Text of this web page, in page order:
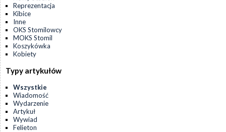
Reprezentacja
Kibice
Inne
OKS Stomilowcy
MOKS Stomil
Koszykówka
Kobiety
Typy artykułów
Wszystkie
Wiadomość
Wydarzenie
Artykuł
Wywiad
Felieton